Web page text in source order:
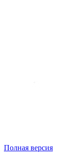
Полная версия